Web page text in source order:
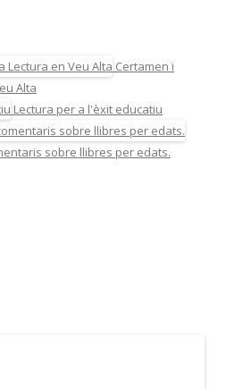
Certamen i
Alta
Lectura per a l'èxit educatiu
sobre llibres per edats.